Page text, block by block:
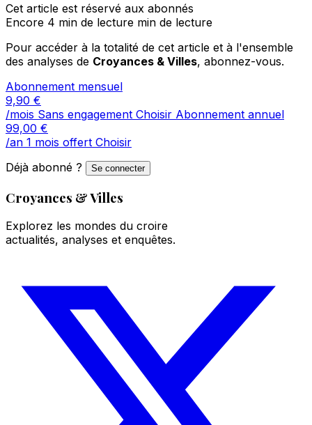
Cet article est réservé aux abonnés
Encore 4 min de lecture min de lecture
Pour accéder à la totalité de cet article et à l'ensemble
des analyses de Croyances & Villes, abonnez-vous.
Abonnement mensuel
9,90 €
/mois Sans engagement Choisir Abonnement annuel
99,00 €
/an 1 mois offert Choisir
Déjà abonné ?
Se connecter
Croyances & Villes
Explorez les mondes du croire
actualités, analyses et enquêtes.